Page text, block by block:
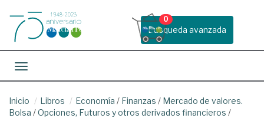
Busqueda avanzada
0
Toggle navigation
Inicio Libros Economía / Finanzas / Mercado de valores.
Bolsa /Opciones, Futuros y otros derivados financieros /